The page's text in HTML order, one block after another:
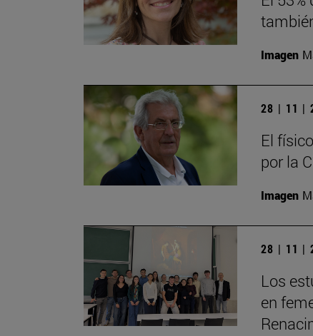
Imagen
28 | 11 |
El
por la
Imagen
28 | 11 |
Los
en